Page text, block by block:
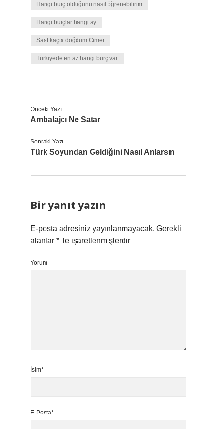
Hangi burç olduğunu nasıl öğrenebilirim
Hangi burçlar hangi ay
Saat kaçta doğdum Cimer
Türkiyede en az hangi burç var
Önceki Yazı
Ambalajcı Ne Satar
Sonraki Yazı
Türk Soyundan Geldiğini Nasıl Anlarsın
Bir yanıt yazın
E-posta adresiniz yayınlanmayacak. Gerekli
alanlar * ile işaretlenmişlerdir
Yorum
İsim*
E-Posta*